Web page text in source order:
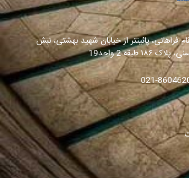
فراهانی، پائینتر از خیابان شهید بهشتی، نبش
طبقه 2 واحد19
86046200-